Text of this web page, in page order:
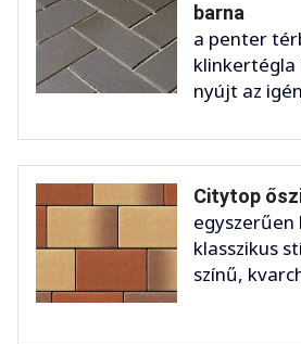
barna
a penter
klinkertégla
nyújt az
Citytop
klasszikus
színű,